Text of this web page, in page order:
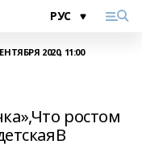
2020, 11:00
ростом